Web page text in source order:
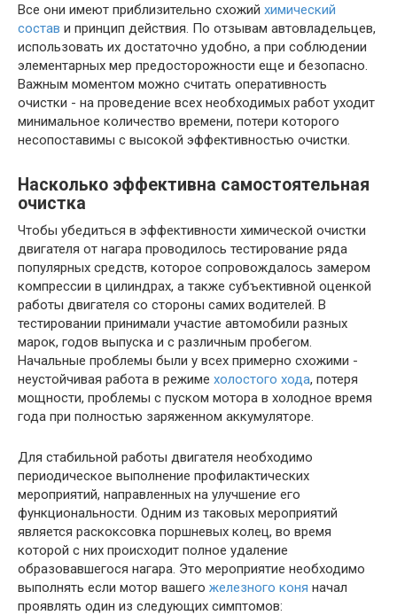
Все они имеют приблизительно схожий химический
состав и принцип действия. По отзывам автовладельцев,
использовать их достаточно удобно, а при соблюдении
элементарных мер предосторожности еще и безопасно.
Важным моментом можно считать оперативность
очистки - на проведение всех необходимых работ уходит
минимальное количество времени, потери которого
несопоставимы с высокой эффективностью очистки.
Насколько эффективна самостоятельная
очистка
Чтобы убедиться в эффективности химической очистки
двигателя от нагара проводилось тестирование ряда
популярных средств, которое сопровождалось замером
компрессии в цилиндрах, а также субъективной оценкой
работы двигателя со стороны самих водителей. В
тестировании принимали участие автомобили разных
марок, годов выпуска и с различным пробегом.
Начальные проблемы были у всех примерно схожими -
неустойчивая работа в режиме холостого хода, потеря
мощности, проблемы с пуском мотора в холодное время
года при полностью заряженном аккумуляторе.
Для стабильной работы двигателя необходимо
периодическое выполнение профилактических
мероприятий, направленных на улучшение его
функциональности. Одним из таковых мероприятий
является раскоксовка поршневых колец, во время
которой с них происходит полное удаление
образовавшегося нагара. Это мероприятие необходимо
выполнять если мотор вашего железного коня начал
проявлять один из следующих симптомов: